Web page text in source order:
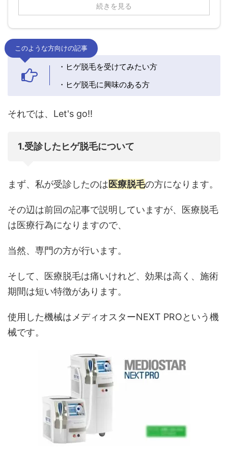
続きを見る
このような方向けの記事
・ヒゲ脱毛を受けてみたい方
・ヒゲ脱毛に興味のある方
それでは、Let's go!!
1.受診したヒゲ脱毛について
まず、私が受診したのは医療脱毛の方になります。
その辺は前回の記事で説明していますが、医療脱毛
は医療行為になりますので、
当然、専門の方が行います。
そして、医療脱毛は痛いけれど、効果は高く、施術
期間は短い特徴があります。
使用した機械はメディオスターNEXT PROという機
械です。